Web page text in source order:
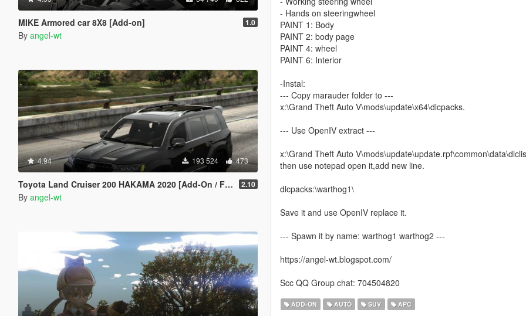
MIKE Armored car 8X8 [Add-on] 1.0
By angel-wt
4.94 193 524 473
Toyota Land Cruiser 200 HAKAMA 2020 [Add-On / FiveM | Tuning] 2.10
By angel-wt
- Hands on steeringwheel
PAINT 1: Body
PAINT 2: body page
PAINT 4: wheel
PAINT 6: Interior
-Instal:
--- Copy marauder folder to ---
x:\Grand Theft Auto V\mods\update\x64\dlcpacks.
--- Use OpenIV extract ---
x:\Grand Theft Auto
then use notepad open it,add new line.
dlcpacks:\warthog1\
Save it and use OpenIV replace it.
--- Spawn it by name: warthog1 warthog2 ---
https://angel-wt.blogspot.com/
Scc QQ Group chat: 704504820
ADD-ON AUTÓ SUV APC